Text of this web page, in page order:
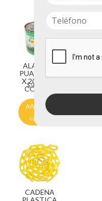
ALAMBRE
PUAS C 16.5
X 200 MTS
CORSAN
$97.400
Añadir al
carrito
CADENA